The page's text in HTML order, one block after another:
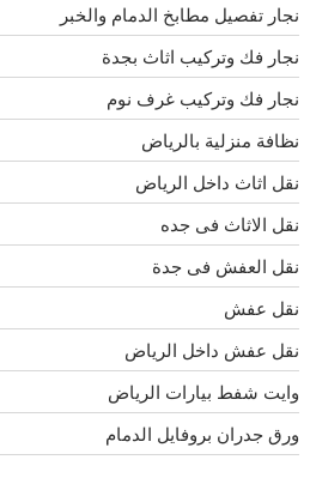
نجار تفصيل مطابخ الدمام والخبر
نجار فك وتركيب اثاث بجدة
نجار فك وتركيب غرف نوم
نظافة منزلية بالرياض
نقل اثاث داخل الرياض
نقل الاثاث فى جده
نقل العفش فى جدة
نقل عفش
نقل عفش داخل الرياض
وايت شفط بيارات الرياض
ورق جدران بروفايل الدمام